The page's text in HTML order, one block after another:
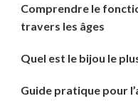
Comprendre le
travers les âges
Quel est le bijou le
Guide pratique pour